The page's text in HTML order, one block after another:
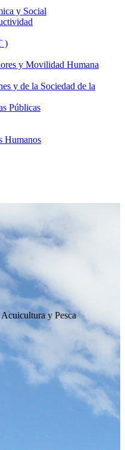
y Social
)
y Movilidad Humana
y de la Sociedad de la
Públicas
Humanos
y Pesca